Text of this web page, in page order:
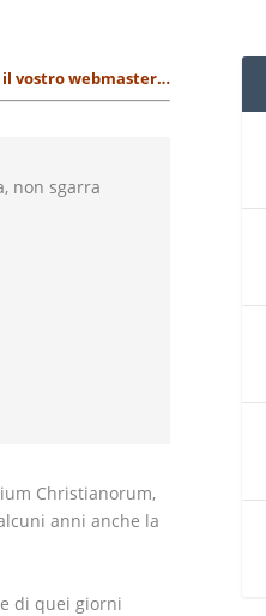
vostro webmaster…
non sgarra
Christianorum,
anni anche la
di quei giorni